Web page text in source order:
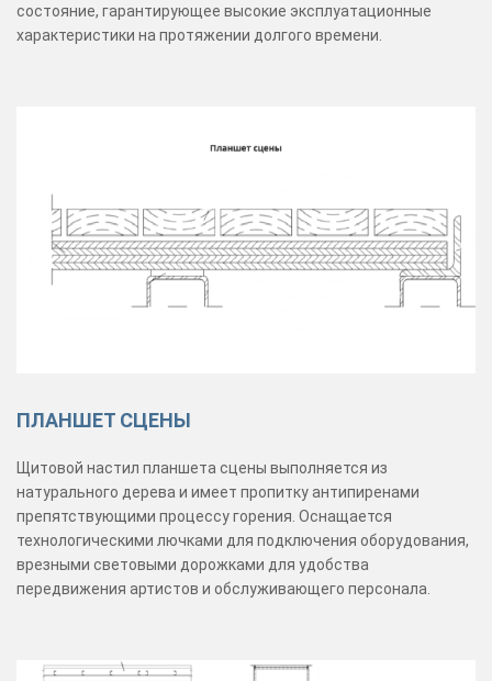
состояние, гарантирующее высокие эксплуатационные
характеристики на протяжении долгого времени.
ПЛАНШЕТ СЦЕНЫ
Щитовой настил планшета сцены выполняется из
натурального дерева и имеет пропитку антипиренами
препятствующими процессу горения. Оснащается
технологическими лючками для подключения оборудования,
врезными световыми дорожками для удобства
передвижения артистов и обслуживающего персонала.